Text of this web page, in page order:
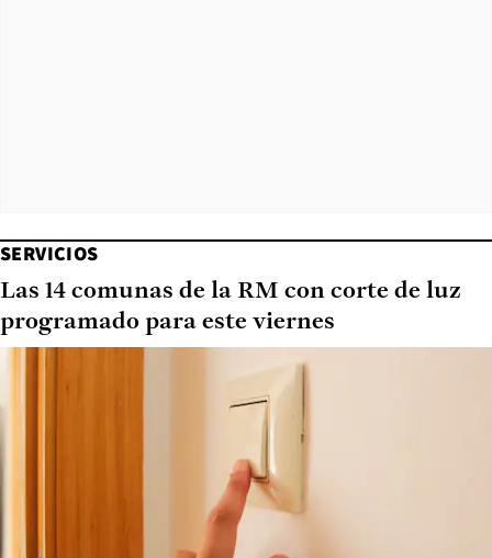
SERVICIOS
Las 14 comunas de la RM con corte de luz
programado para este viernes